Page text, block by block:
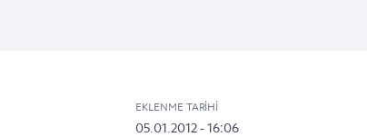
EKLENME TARIHI
05.01.2012 - 16:06